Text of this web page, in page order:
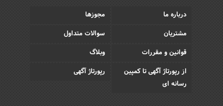
درباره ما
مجوزها
مشتریان
سوالات متداول
قوانین و مقررات
وبلاگ
از رپورتاژ آگهی تا کمپین
رسانه ای
رپورتاژ آگهی